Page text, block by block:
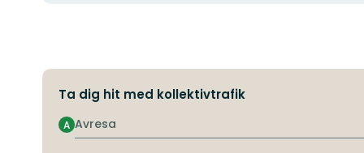
Ta dig hit med kollektivtrafik
Avresa
A